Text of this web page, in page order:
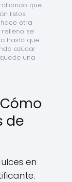
que
listos
otra
se
hasta que
azúcar
una
de
en